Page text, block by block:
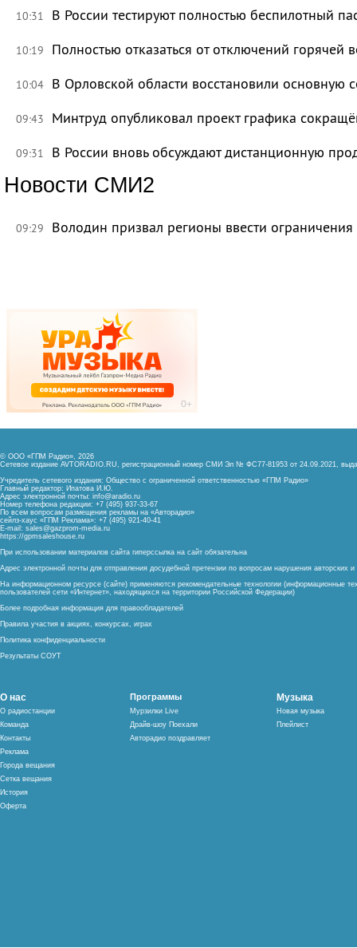
10:31 В России тестируют полностью беспилотный
10:19 Полностью отказаться от отключений горячей
10:04 В Орловской области восстановили основную
09:43 Минтруд опубликовал проект графика
09:31 В России вновь обсуждают дистанционную
Новости СМИ2
09:29 Володин призвал регионы ввести
© ООО «ГПМ Радио», 2026
Сетевое издание AVTORADIO.RU, регистрационный номер СМИ Эл № ФС77-81953 от 24.09.2021,
Учредитель сетевого издания: Общество с ограниченной ответственностью «ГПМ Радио»
Главный редактор: Ипатова И.Ю.
Адрес электронной почты: info@aradio.ru
Номер телефона редакции: +7 (495) 937-33-67
По всем вопросам размещения рекламы на «Авторадио»
сейлз-хаус «ГПМ Реклама»: +7 (495) 921-40-41
E-mail: sales@gazprom-media.ru
https://gpmsaleshouse.ru
При использовании материалов сайта гиперссылка на сайт обязательна
Адрес электронной почты для отправления досудебной претензии по вопросам нарушения авторских
На информационном ресурсе (сайте) применяются рекомендательные технологии (информационные
пользователей сети «Интернет», находящихся на территории Российской Федерации)
Более подробная информация для правообладателей
Правила участия в акциях, конкурсах, играх
Политика конфиденциальности
Результаты СОУТ
О нас
О радиостанции
Команда
Контакты
Реклама
Города вещания
Сетка вещания
История
Оферта
Программы
Мурзилки Live
Драйв-шоу Поехали
Авторадио поздравляет
Музыка
Новая музыка
Плейлист